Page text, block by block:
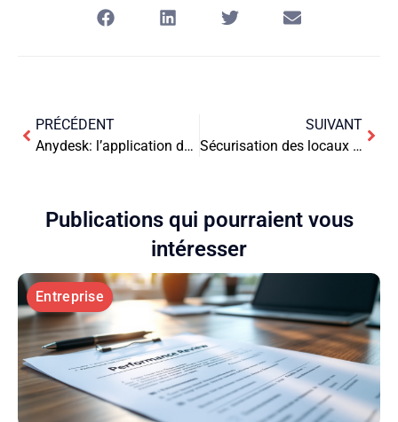
PRÉCÉDENT
Anydesk: l’application de bureau à distance révolutionnaire et rapide
SUIVANT
Sécurisation des locaux commerciaux : meilleures pratiques et technologies clés
Publications qui pourraient vous
intéresser
Entreprise